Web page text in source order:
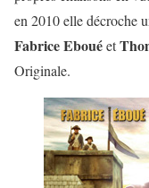
en 2010 elle décroche
Fabrice Ebouéet
Originale.